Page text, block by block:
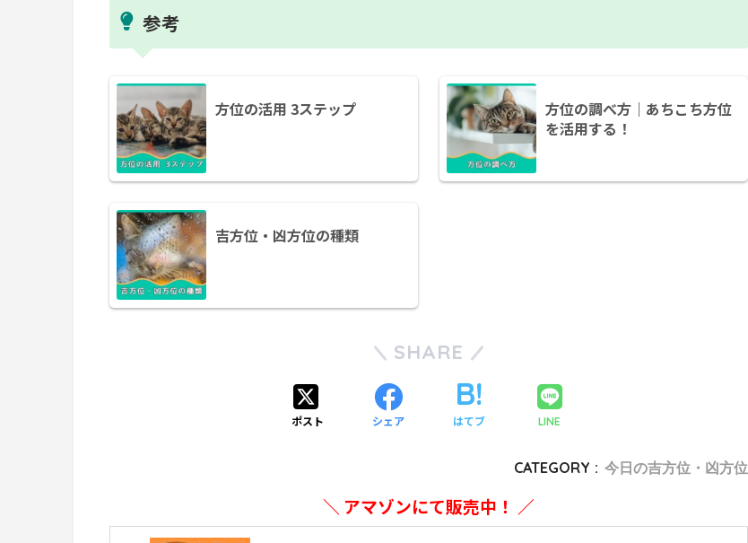
参考
方位の活用 3ステップ
方位の調べ方｜あちこち方位
を活用する！
吉方位・凶方位の種類
SHARE
ポスト シェア はてブ LINE
CATEGORY : 今日の吉方位・凶方位
＼ アマゾンにて販売中！ ／